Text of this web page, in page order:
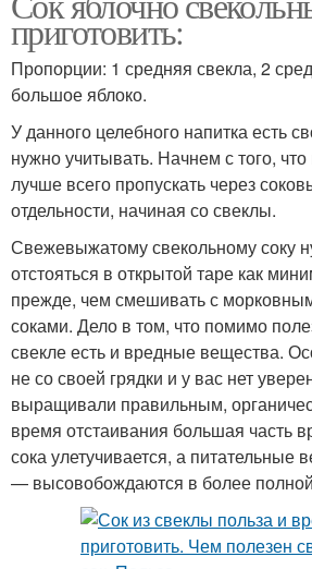
приготовить:
Пропорции: 1 средняя свекла, 2
большое яблоко.
У данного целебного напитка есть
нужно учитывать. Начнем с того,
лучше всего пропускать через
отдельности, начиная со свеклы.
Свежевыжатому свекольному соку
отстояться в открытой таре как
прежде, чем смешивать с
соками. Дело в том, что помимо
свекле есть и вредные вещества.
не со своей грядки и у вас нет
выращивали правильным,
время отстаивания большая часть
сока улетучивается, а питательные
— высовобождаются в более